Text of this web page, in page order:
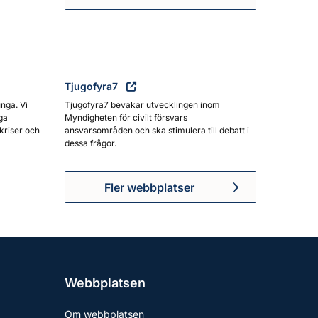
Vi
och
Tjugofyra7
Tjugofyra7 bevakar utvecklingen inom
Myndigheten för civilt försvars
ansvarsområden och ska stimulera till debatt i
dessa frågor.
Fler webbplatser
Webbplatsen
Om webbplatsen